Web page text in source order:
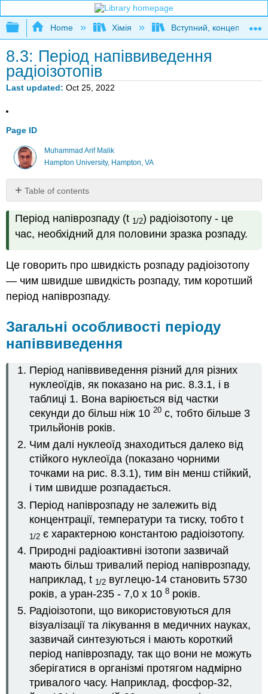
Expand/collapse global hierarchy
Home Хімія Вступний,
8.3: Період напіввиведення
радіоізотопів
Last updated Oct 25, 2022
Page ID
Muhammad Arif Malik
Hampton University, Hampton, VA
Table of contents
особливості
періоду
напіввиведення
розпаду
радіоізотопів
Приклад
Радіоізотопні
знайомства
Період напіврозпаду (t 1/2) радіоізотопу - це
час, необхідний для половини зразка розпаду.
Це говорить про швидкість розпаду радіоізотопу
— чим швидше швидкість розпаду, тим коротший
період напіврозпаду.
Загальні особливості періоду
напіввиведення
Період напіввиведення різний для різних
нуклеоїдів, як показано на рис. 8.3.1, і в
таблиці 1. Вона варіюється від частки
секунди до більш ніж 1020 с, тобто більше 3
трильйонів років.
Чим далі нуклеоїд знаходиться далеко від
стійкого нуклеоїда (показано чорними
точками на рис. 8.3.1), тим він менш стійкий,
і тим швидше розпадається.
Період напіврозпаду не залежить від
концентрації, температури та тиску, тобто t
1/2 є характерною константою радіоізотопу.
Природні радіоактивні ізотопи зазвичай
мають більш тривалий період напіврозпаду,
наприклад, t 1/2 вуглецю-14 становить 5730
років, а уран-235 - 7,0 х 108 років.
Радіоізотопи, що використовуються для
візуалізації та лікування в медичних науках,
зазвичай синтезуються і мають короткий
період напіврозпаду, так що вони не можуть
зберігатися в організмі протягом надмірно
тривалого часу. Наприклад, фосфор-32,